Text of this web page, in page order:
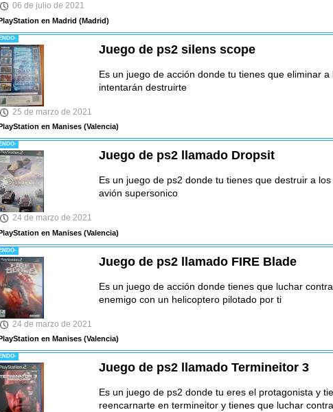
06 de julio de 2021
en Madrid (Madrid)
Juego de ps2 silens scope
Es un juego de acción donde tu tienes que eliminar a
intentarán destruirte
25 de marzo de 2021
en Manises(Valencia)
Juego de ps2 llamado Dropsit
Es un juego de ps2 donde tu tienes que destruir a
avión supersonico
24 de marzo de 2021
en Manises(Valencia)
Juego de ps2 llamado FIRE Blade
Es un juego de acción donde tienes que luchar
enemigo con un helicoptero pilotado por ti
24 de marzo de 2021
en Manises(Valencia)
Juego de ps2 llamado Termineitor 3
Es un juego de ps2 donde tu eres el protagonista y
reencarnarte en termineitor y tienes que luchar